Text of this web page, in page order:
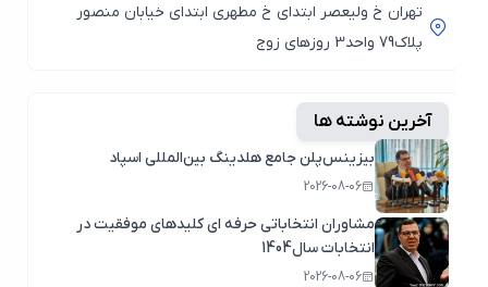
تهران خ ولیعصر ابتدای خ مطهری ابتدای خیابان منصور
پلاک79 واحد3 روزهای زوج
آخرین نوشته ها
بیزینس‌پلن جامع هلدینگ بین‌المللی اسپاد
2026-08-06
مشاوران انتخاباتی حرفه ای کلیدهای موفقیت در
انتخابات سال1404
2026-08-06